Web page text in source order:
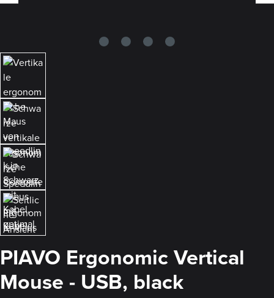
PIAVO Ergonomic Vertical
Mouse - USB, black